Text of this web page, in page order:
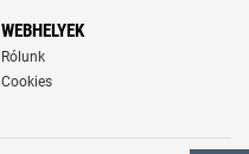
WEBHELYEK
Rólunk
Cookies